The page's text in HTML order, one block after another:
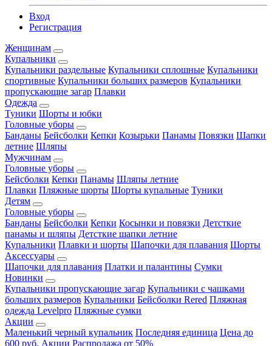
Вход
Регистрация
Женщинам
Купальники
Купальники раздельные Купальники сплошные Купальники
спортивные Купальники больших размеров Купальники
пропускающие загар Плавки
Одежда
Туники Шорты и юбки
Головные уборы
Банданы Бейсболки Кепки Козырьки Панамы Повязки Шапки
летние Шляпы
Мужчинам
Головные уборы
Бейсболки Кепки Панамы Шляпы летние
Плавки Пляжные шорты Шорты купальные Туники
Детям
Головные уборы
Банданы Бейсболки Кепки Косынки и повязки Детсткие
панамы и шляпы Детсткие шапки летние
Купальники Плавки и шорты Шапочки для плавания Шорты
Аксессуары
Шапочки для плавания Платки и палантины Сумки
Новинки
Купальники пропускающие загар Купальники с чашками
больших размеров Купальники Бейсболки Rered Пляжная
одежда Levelpro Пляжные сумки
Акции
Маленький черный купальник Последняя единица Цена до
600 руб. Акции Распродажа от 50%